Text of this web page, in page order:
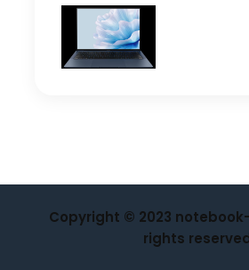
Copyright © 2023
rights